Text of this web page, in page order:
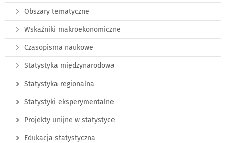
Obszary tematyczne
Wskaźniki makroekonomiczne
Czasopisma naukowe
Statystyka międzynarodowa
Statystyka regionalna
Statystyki eksperymentalne
Projekty unijne w statystyce
Edukacja statystyczna